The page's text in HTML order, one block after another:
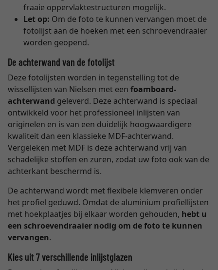
fraaie oppervlaktestructuren mogelijk.
Let op: Om de foto te kunnen vervangen moet de
fotolijst aan de hoeken met een schroevendraaier
worden geopend.
De achterwand van de fotolijst
Deze fotolijsten worden in tegenstelling tot de
wissellijsten van Nielsen met een foamboard-
achterwand geleverd. Deze achterwand is speciaal
ontwikkeld voor het professioneel inlijsten van
originelen en is van een duidelijk hoogwaardigere
kwaliteit dan een klassieke MDF-achterwand.
Vergeleken met MDF is deze achterwand vrij van
schadelijke stoffen en zuren, zodat uw foto ook van de
achterkant beschermd is.
De achterwand wordt met flexibele klemveren onder
het profiel geduwd. Omdat de aluminium profiellijsten
met hoekplaatjes bij elkaar worden gehouden, hebt u
een schroevendraaier nodig om de foto te kunnen
vervangen.
Kies uit 7 verschillende inlijstglazen